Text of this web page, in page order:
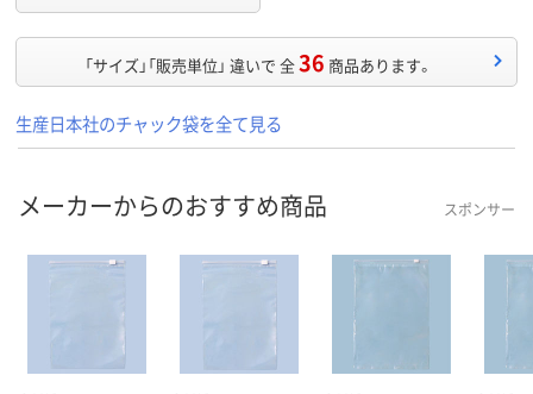
「サイズ」「販売単位」 違いで 全36 商品あります。
生産日本社のチャック袋を全て見る
メーカーからのおすすめ商品 スポンサー